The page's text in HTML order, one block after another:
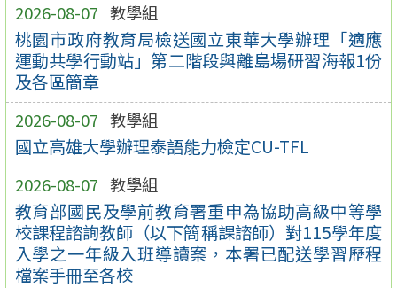
2026-08-07 教學組
桃園市政府教育局檢送國立東華大學辦理「適應
運動共學行動站」第二階段與離島場研習海報1份
及各區簡章
2026-08-07 教學組
國立高雄大學辦理泰語能力檢定CU-TFL
2026-08-07 教學組
教育部國民及學前教育署重申為協助高級中等學
校課程諮詢教師（以下簡稱課諮師）對115學年度
入學之一年級入班導讀案，本署已配送學習歷程
檔案手冊至各校